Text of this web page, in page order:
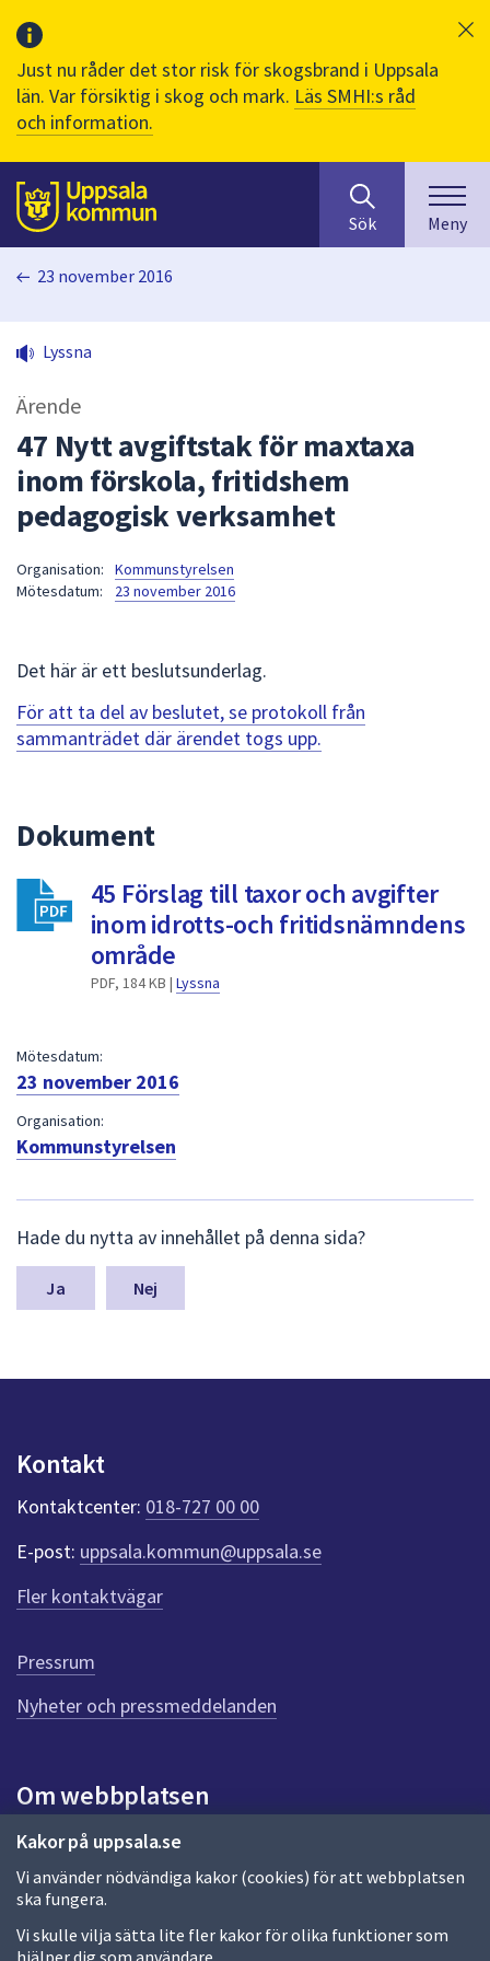
Just nu råder det stor risk för skogsbrand i Uppsala
län. Var försiktig i skog och mark. Läs SMHI:s råd
och information.
Till sidans
huvudinnehåll
efter
innehåll
på
sökfältet
kommer
sökförslag
att
att
navigera
mellan
att
välja
något
Sök Meny
Kakor på uppsala.se
Vi använder nödvändiga kakor (cookies) för att webbplatsen
ska fungera.
Vi skulle vilja sätta lite fler kakor för olika funktioner som
hjälper dig som användare.
23 november 2016
Lyssna
Ärende
47 Nytt avgiftstak för maxtaxa
inom förskola, fritidshem
pedagogisk verksamhet
Organisation:
Kommunstyrelsen
Mötesdatum:
23 november 2016
Det här är ett beslutsunderlag.
För att ta del av beslutet, se protokoll från
sammanträdet där ärendet togs upp.
Dokument
45 Förslag till taxor och avgifter
inom idrotts-och fritidsnämndens
område
PDF, 184 KB | Lyssna
Mötesdatum:
23 november 2016
Organisation:
Kommunstyrelsen
ä
m
a
n
k
t
e
r
f
ö
r
e
n
n
a
d
a
Hade du nytta av innehållet på denna sida?
Nej
Kontakt
Kontaktcenter: 018-727 00 00
E-post: uppsala.kommun@uppsala.se
Fler kontaktvägar
Pressrum
Nyheter och pressmeddelanden
Om webbplatsen
Om webbplatsen
Allmänna handlingar och diarium
Behandling av personuppgifter